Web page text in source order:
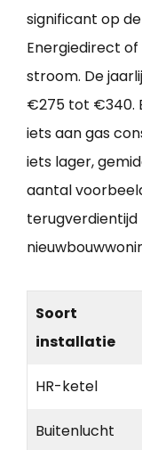
significant op
Energiedirect
stroom. De
€275 tot €340.
iets aan gas
iets lager,
aantal
Soort
installatie
HR-ketel
Buitenlucht